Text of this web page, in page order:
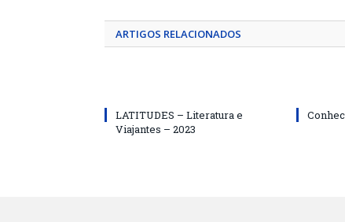
ARTIGOS RELACIONADOS
LATITUDES – Literatura e
Viajantes – 2023